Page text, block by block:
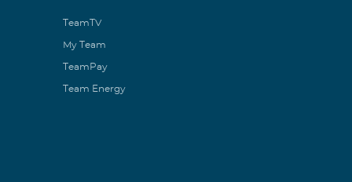
TeamTV
My Team
TeamPay
Team Energy